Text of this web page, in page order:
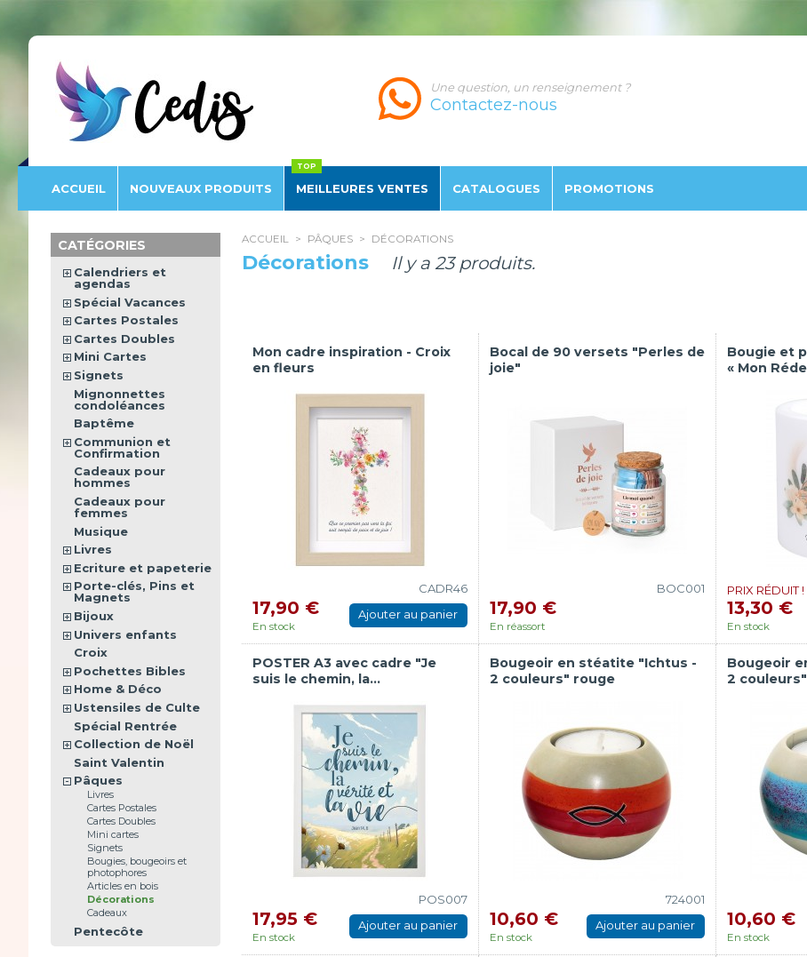
Éditions
Cedis
Une question, un renseignement ?
Contactez-nous
ACCUEIL NOUVEAUX PRODUITS MEILLEURES VENTES CATALOGUES PROMOTIONS
ACCUEIL > PÂQUES > DÉCORATIONS
Décorations Il y a 23 produits.
Mon cadre inspiration - Croix
en fleurs
CADR46
17,90 €
En stock
Ajouter au panier
Bocal de 90 versets "Perles de
joie"
BOC001
17,90 €
En réassort
Bougie et
« Mon
PRIX RÉDUIT !
13,30 €
En stock
POSTER A3 avec cadre "Je
suis le chemin, la...
POS007
17,95 €
En stock
Ajouter au panier
Bougeoir en stéatite "Ichtus -
2 couleurs" rouge
724001
10,60 €
En stock
Ajouter au panier
Bougeoir
2
10,60 €
En stock
CATÉGORIES
Calendriers et
agendas
Spécial Vacances
Cartes Postales
Cartes Doubles
Mini Cartes
Signets
Mignonnettes
condoléances
Baptême
Communion et
Confirmation
Cadeaux pour
hommes
Cadeaux pour
femmes
Musique
Livres
Ecriture et papeterie
Porte-clés, Pins et
Magnets
Bijoux
Univers enfants
Croix
Pochettes Bibles
Home & Déco
Ustensiles de Culte
Spécial Rentrée
Collection de Noël
Saint Valentin
Pâques
Livres
Cartes Postales
Cartes Doubles
Mini cartes
Signets
Bougies, bougeoirs et
photophores
Articles en bois
Décorations
Cadeaux
Pentecôte